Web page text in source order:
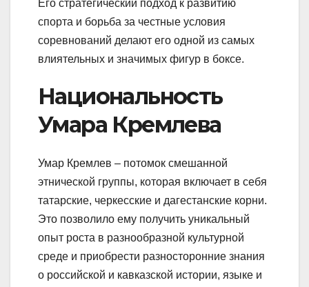
Его стратегический подход к развитию
спорта и борьба за честные условия
соревнований делают его одной из самых
влиятельных и значимых фигур в боксе.
Национальность
Умара Кремлева
Умар Кремлев – потомок смешанной
этнической группы, которая включает в себя
татарские, черкесские и дагестанские корни.
Это позволило ему получить уникальный
опыт роста в разнообразной культурной
среде и приобрести разносторонние знания
о российской и кавказской истории, языке и